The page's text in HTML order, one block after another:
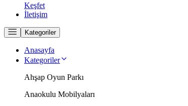
Keşfet
İletişim
Kategoriler
Anasayfa
Kategoriler
Ahşap Oyun Parkı
Anaokulu Mobilyaları